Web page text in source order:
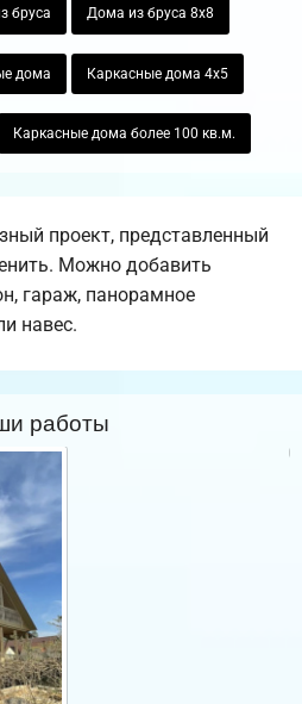
бруса Дома из бруса 8х8
дома Каркасные дома 4х5
Каркасные дома более 100 кв.м.
проект, представленный
Можно добавить
гараж, панорамное
навес.
работы